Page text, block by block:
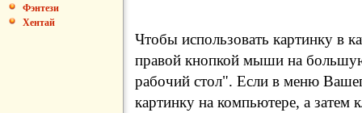
Фэнтези
Хентай
Чтобы использовать картинку в
правой кнопкой мыши на
рабочий стол". Если в меню
картинку на компьютере, а затем